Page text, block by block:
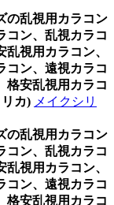
の乱視用カラコン
コン、乱視カラコ
視用カラコン、
コン、遠視カラコ
格安乱視用カラコ
カ) メイクシリ
の乱視用カラコン
コン、乱視カラコ
視用カラコン、
コン、遠視カラコ
格安乱視用カラコ